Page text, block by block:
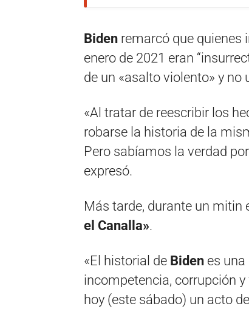
Biden remarcó que quienes
enero de 2021 eran
de un «asalto violento» y
«Al tratar de reescribir los
robarse la historia de la
Pero sabíamos la verdad
expresó.
Más tarde, durante un mitin
el Canalla».
«El historial de Biden es
incompetencia, corrupción
hoy (este sábado) un acto